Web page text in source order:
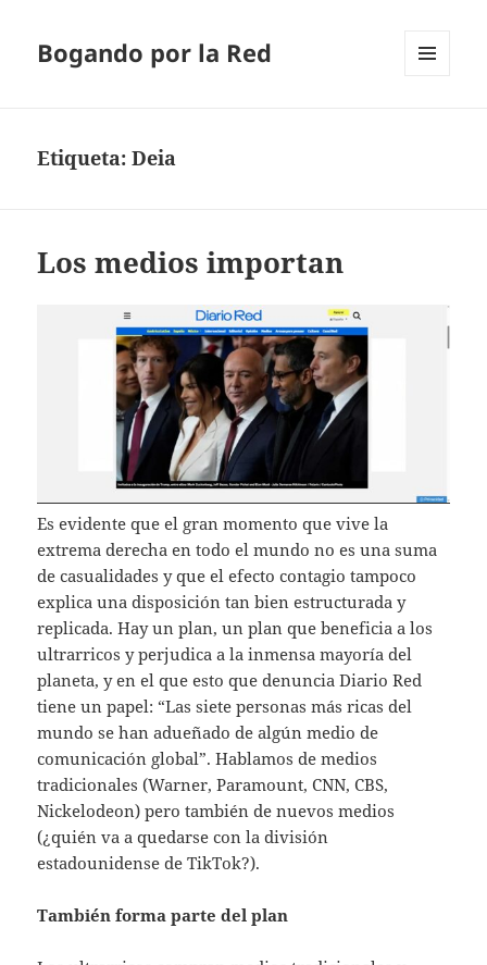
Bogando por la Red
Etiqueta:Deia
Los medios importan
Es evidente que el gran momento que vive la
extrema derecha en todo el mundo no es una suma
de casualidades y que el efecto contagio tampoco
explica una disposición tan bien estructurada y
replicada. Hay un plan, un plan que beneficia a los
ultrarricos y perjudica a la inmensa mayoría del
planeta, y en el que esto que denuncia Diario Red
tiene un papel: “Las siete personas más ricas del
mundo se han adueñado de algún medio de
comunicación global”. Hablamos de medios
tradicionales (Warner, Paramount, CNN, CBS,
Nickelodeon) pero también de nuevos medios
(¿quién va a quedarse con la división
estadounidense de TikTok?).
También forma parte del plan